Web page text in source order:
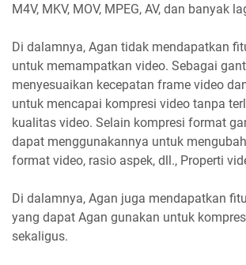
M4V, MKV, MOV, MPEG, AV, dan banyak
Di dalamnya, Agan tidak mendapatkan
untuk memampatkan video. Sebagai
menyesuaikan kecepatan frame video
untuk mencapai kompresi video tanpa
kualitas video. Selain kompresi format
dapat menggunakannya untuk
format video, rasio aspek, dll., Properti
Di dalamnya, Agan juga mendapatkan
yang dapat Agan gunakan untuk
sekaligus.